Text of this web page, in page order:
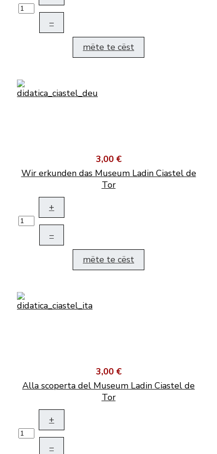
–
mëte te cëst
3,00 €
Wir erkunden das Museum Ladin Ciastel de
Tor
+
–
mëte te cëst
3,00 €
Alla scoperta del Museum Ladin Ciastel de
Tor
+
–